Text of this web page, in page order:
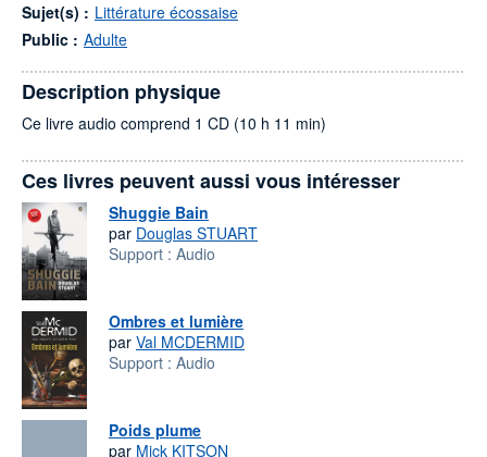
Sujet(s) : Littérature écossaise
Public : Adulte
Description physique
Ce livre audio comprend 1 CD (10 h 11 min)
Ces livres peuvent aussi vous intéresser
Shuggie Bain
par Douglas STUART
Support : Audio
Ombres et lumière
par Val MCDERMID
Support : Audio
Poids plume
par Mick KITSON